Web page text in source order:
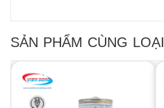
SẢN PHẨM CÙNG LOẠI